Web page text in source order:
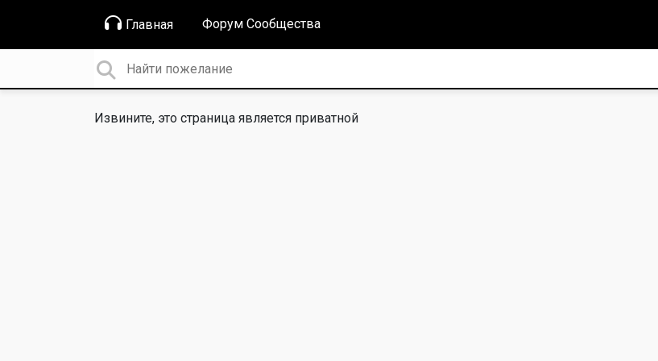
Главная Форум Сообщества
Извините, это страница является приватной